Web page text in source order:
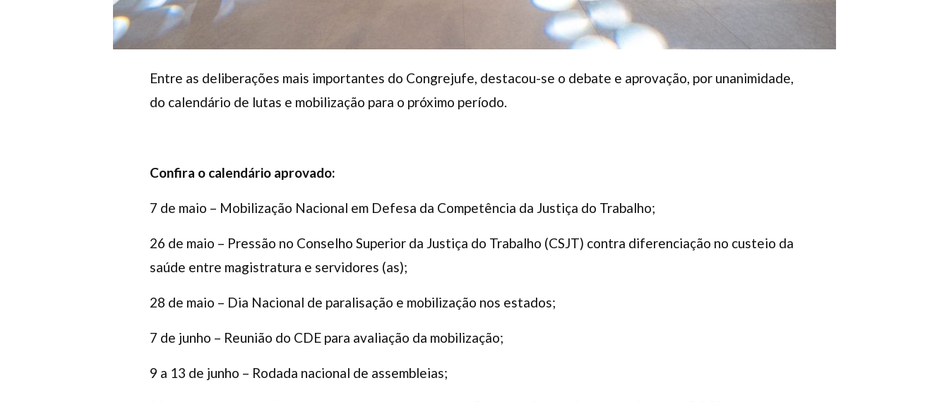
Entre as deliberações mais importantes do Congrejufe, destacou-se o debate e aprovação, por unanimidade,
do calendário de lutas e mobilização para o próximo período.
Confira o calendário aprovado:
7 de maio – Mobilização Nacional em Defesa da Competência da Justiça do Trabalho;
26 de maio – Pressão no Conselho Superior da Justiça do Trabalho (CSJT) contra diferenciação no custeio da
saúde entre magistratura e servidores (as);
28 de maio – Dia Nacional de paralisação e mobilização nos estados;
7 de junho – Reunião do CDE para avaliação da mobilização;
9 a 13 de junho – Rodada nacional de assembleias;